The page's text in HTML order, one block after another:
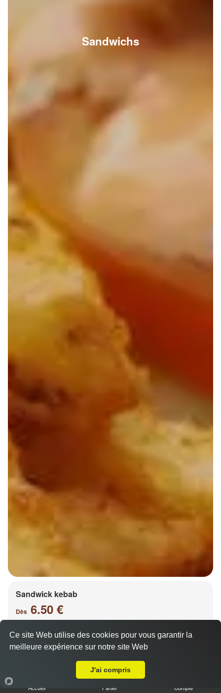
Sandwichs
Sandwick kebab
Dès 6.50 €
Salade, tomates, oignons, chou, carottes
Accueil Panier Compte
Ce site Web utilise des cookies pour vous garantir la
meilleure expérience sur notre site Web
J'ai compris